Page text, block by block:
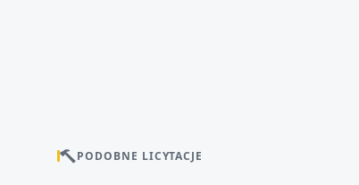
PODOBNE LICYTACJE